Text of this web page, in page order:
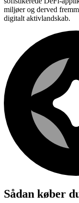
miljøer og derved
digitalt aktivlandskab.
Sådan køber